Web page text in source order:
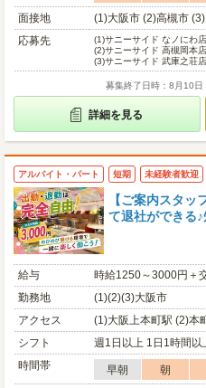
面接地
(1)大阪市 (2)高槻市
応募先
(1)サニーサイド なノにわ店
(2)サニーサイド 高槻岡本店
(3)サニーサイド 武庫之荘店
募集終了日時：8月10日
詳細を見る
アルバイト・パート 短期 未経験者歓迎
【ご案内スタ
て退社ができる
給与
時給1250～3000円＋
勤務地
(1)(2)(3)大阪市
アクセス
(1)大阪上本町駅 (2)本
シフト
週1日以上 1日1時間以
時間帯
早朝 朝